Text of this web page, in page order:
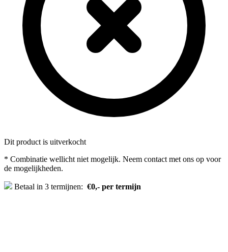
Dit product is uitverkocht
* Combinatie wellicht niet mogelijk. Neem contact met ons op voor
de mogelijkheden.
Betaal in 3 termijnen: €0,- per termijn